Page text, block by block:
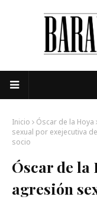
Inicio Óscar de la Hoya
sexual por exejecutiva
socio
Óscar de la
agresión